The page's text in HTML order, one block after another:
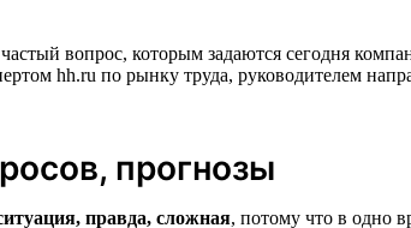
вопрос, которым задаются сегодня
hh.ru по рынку труда, руководителем
прогнозы
правда, сложная, потому что в одно